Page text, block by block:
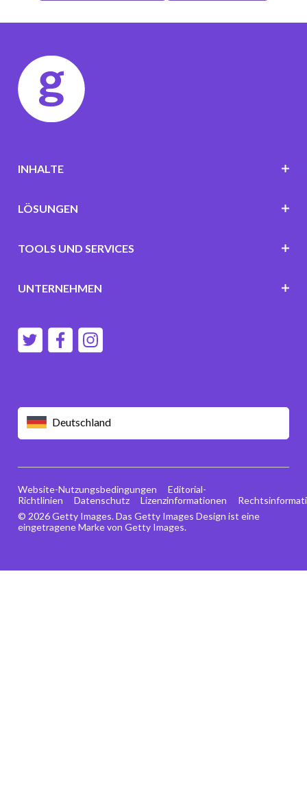
Deutschland
INHALTE
LÖSUNGEN
TOOLS UND SERVICES
UNTERNEHMEN
© 2026 Getty Images. Das Getty Images Design ist eine
eingetragene Marke von Getty Images.
Website-Nutzungsbedingungen
Editorial-
Richtlinien
Datenschutz Lizenzinformationen